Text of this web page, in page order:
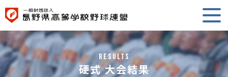
RESULTS
硬式 大会結果